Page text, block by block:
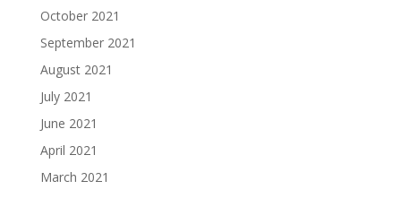
October 2021
September 2021
August 2021
July 2021
June 2021
April 2021
March 2021